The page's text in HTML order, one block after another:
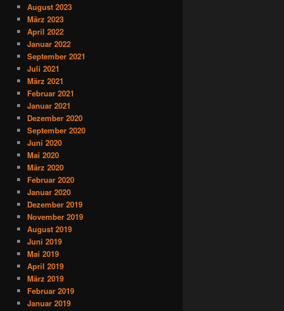
August 2023
März 2023
April 2022
Januar 2022
September 2021
Juli 2021
März 2021
Februar 2021
Januar 2021
Dezember 2020
September 2020
Juni 2020
Mai 2020
März 2020
Februar 2020
Januar 2020
Dezember 2019
November 2019
August 2019
Juni 2019
Mai 2019
April 2019
März 2019
Februar 2019
Januar 2019